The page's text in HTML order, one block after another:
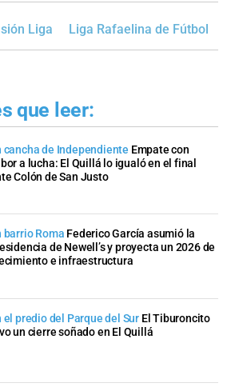
Liga Liga Rafaelina de Fútbol
que leer:
cancha de Independiente Empate con
a lucha: El Quillá lo igualó en el final
Colón de San Justo
barrio Roma Federico García asumió la
de Newell’s y proyecta un 2026 de
e infraestructura
el predio del Parque del Sur El Tiburoncito
un cierre soñado en El Quillá